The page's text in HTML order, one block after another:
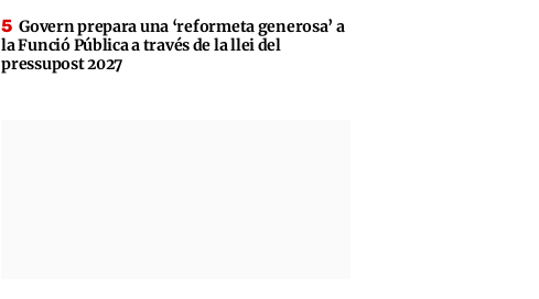
Govern prepara una ‘reformeta generosa’ a
la Funció Pública a través de la llei del
pressupost 2027